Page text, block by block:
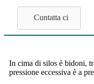
Cuntatta ci
In cima di silos è bidoni,
pressione eccessiva è a